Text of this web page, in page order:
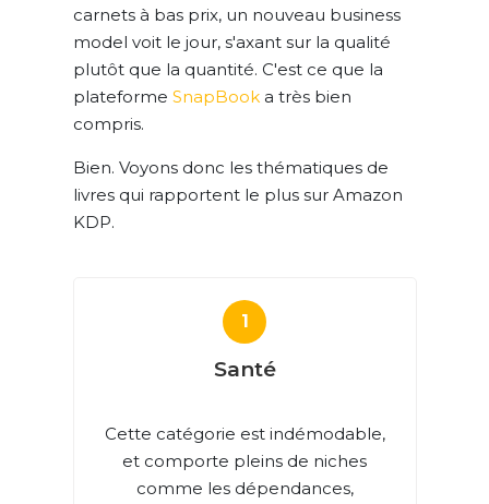
carnets à bas prix, un nouveau business
model voit le jour, s'axant sur la qualité
plutôt que la quantité. C'est ce que la
plateforme SnapBooka très bien
compris.
Bien. Voyons donc les thématiques de
livres qui rapportent le plus sur Amazon
KDP.
Santé
Cette catégorie est indémodable,
et comporte pleins de niches
comme les dépendances,